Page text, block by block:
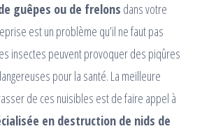
guêpes ou de frelons dans votre
est un problème qu’il ne faut pas
insectes peuvent provoquer des piqûres
pour la santé. La meilleure
de ces nuisibles est de faire appel à
en destruction de nids de